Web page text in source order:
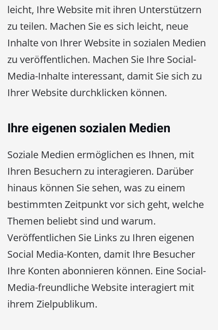
leicht, Ihre Website mit ihren Unterstützern
zu teilen. Machen Sie es sich leicht, neue
Inhalte von Ihrer Website in sozialen Medien
zu veröffentlichen. Machen Sie Ihre Social-
Media-Inhalte interessant, damit Sie sich zu
Ihrer Website durchklicken können.
Ihre eigenen sozialen Medien
Soziale Medien ermöglichen es Ihnen, mit
Ihren Besuchern zu interagieren. Darüber
hinaus können Sie sehen, was zu einem
bestimmten Zeitpunkt vor sich geht, welche
Themen beliebt sind und warum.
Veröffentlichen Sie Links zu Ihren eigenen
Social Media-Konten, damit Ihre Besucher
Ihre Konten abonnieren können. Eine Social-
Media-freundliche Website interagiert mit
ihrem Zielpublikum.